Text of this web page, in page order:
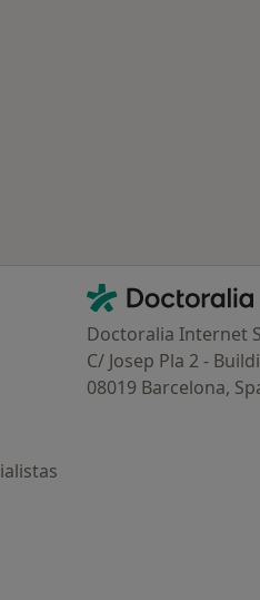
Contacto
Doctoralia - Página de
Doctoralia Internet
C/ Josep Pla 2 -
08019 Barcelona,